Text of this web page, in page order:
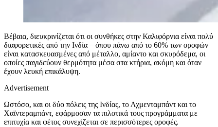
Βέβαια, διευκρινίζεται ότι οι συνθήκες στην Καλιφόρνια είναι πολύ
διαφορετικές από την Ινδία – όπου πάνω από το 60% των οροφών
είναι κατασκευασμένες από μέταλλο, αμίαντο και σκυρόδεμα, οι
οποίες παγιδεύουν θερμότητα μέσα στα κτήρια, ακόμη και όταν
έχουν λευκή επικάλυψη.
Advertisement
Ωστόσο, και οι δύο πόλεις της Ινδίας, το Αχμενταμπάντ και το
Χαϊντεραμπάντ, εφάρμοσαν τα πιλοτικά τους προγράμματα με
επιτυχία και φέτος συνεχίζεται σε περισσότερες οροφές.